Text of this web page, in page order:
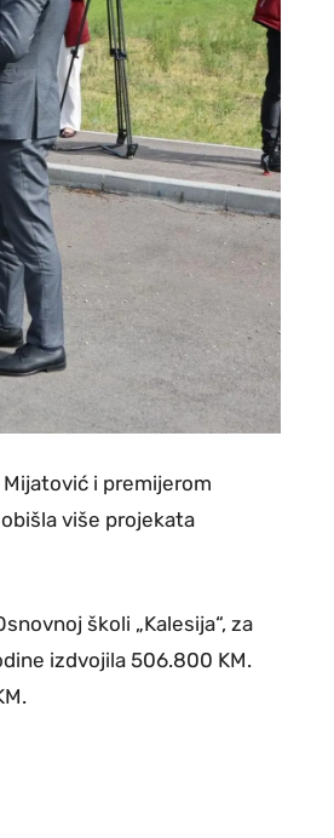
i premijerom
više projekata
školi „Kalesija“, za
izdvojila 506.800 KM.